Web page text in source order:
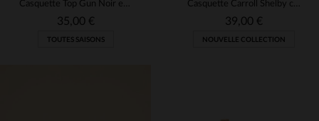
Casquette Top Gun Noir et Blanc
35,00 €
TOUTES SAISONS
Casquette Carroll Shelby cobra écru
39,00 €
NOUVELLE COLLECTION